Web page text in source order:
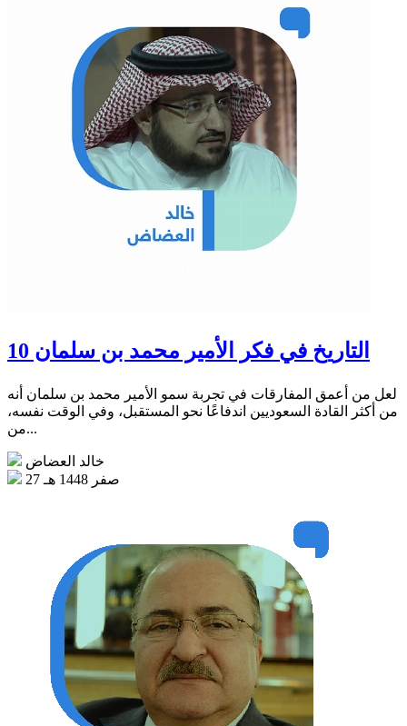
التاريخ في فكر الأمير محمد بن سلمان 10
لعل من أعمق المفارقات في تجربة سمو الأمير محمد بن سلمان أنه
من أكثر القادة السعوديين اندفاعًا نحو المستقبل، وفي الوقت نفسه،
من...
خالد العضاض
27 صفر 1448 هـ